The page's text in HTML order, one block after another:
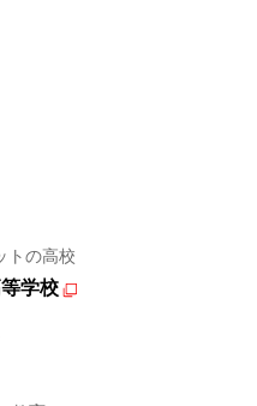
トの高校
学校